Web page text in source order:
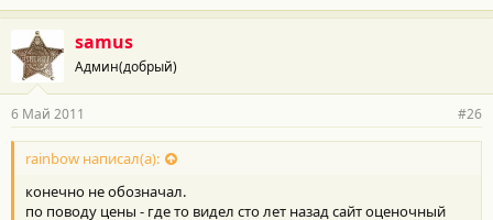
samus
Админ(добрый)
6 Май 2011 #26
rainbow написал(а):
конечно не обозначал.
по поводу цены - где то видел сто лет назад сайт оценочный